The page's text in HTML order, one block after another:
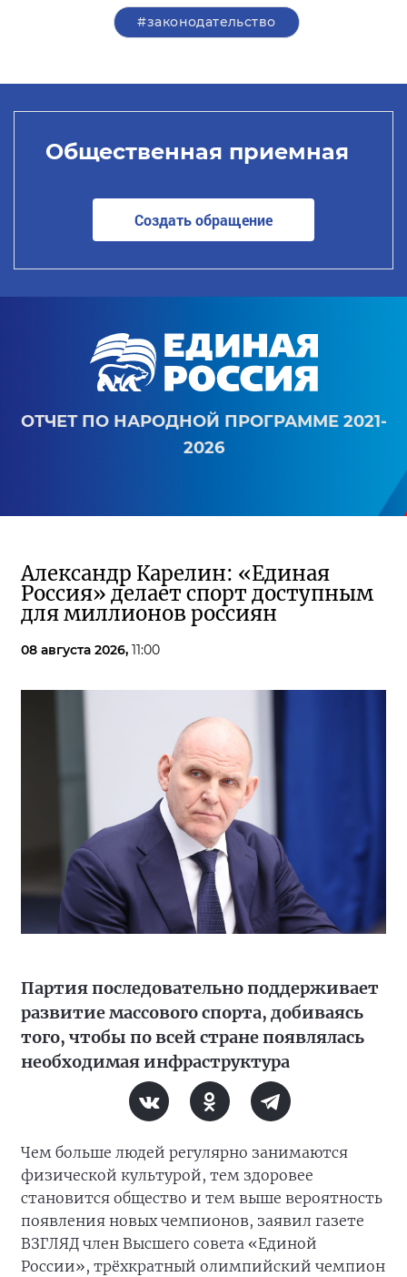
#законодательство
Общественная приемная
Создать обращение
ОТЧЕТ ПО НАРОДНОЙ ПРОГРАММЕ 2021-
2026
Александр Карелин: «Единая
Россия» делает спорт доступным
для миллионов россиян
08 августа 2026, 11:00
Партия последовательно поддерживает
развитие массового спорта, добиваясь
того, чтобы по всей стране появлялась
необходимая инфраструктура
Чем больше людей регулярно занимаются
физической культурой, тем здоровее
становится общество и тем выше вероятность
появления новых чемпионов, заявил газете
ВЗГЛЯД член Высшего совета «Единой
России», трёхкратный олимпийский чемпион